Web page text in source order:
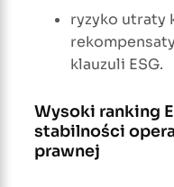
ryzyko utraty
klauzuli ESG.
Wysoki ranking
stabilności
prawnej